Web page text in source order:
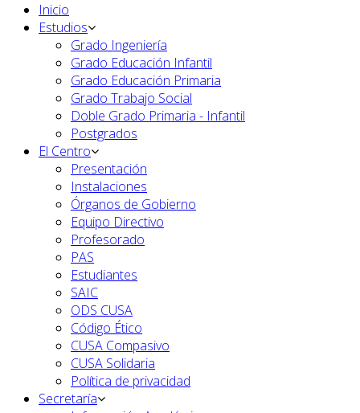
Inicio
Estudios
Grado Ingeniería
Grado Educación Infantil
Grado Educación Primaria
Grado Trabajo Social
Doble Grado Primaria - Infantil
Postgrados
El Centro
Presentación
Instalaciones
Órganos de Gobierno
Equipo Directivo
Profesorado
PAS
Estudiantes
SAIC
ODS CUSA
Código Ético
CUSA Compasivo
CUSA Solidaria
Política de privacidad
Secretaría